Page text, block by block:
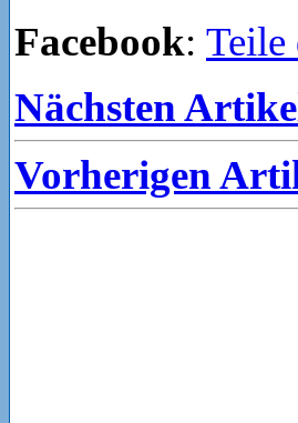
Facebook: Teile
Nächsten
Vorherigen